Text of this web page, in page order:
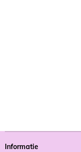
Informatie